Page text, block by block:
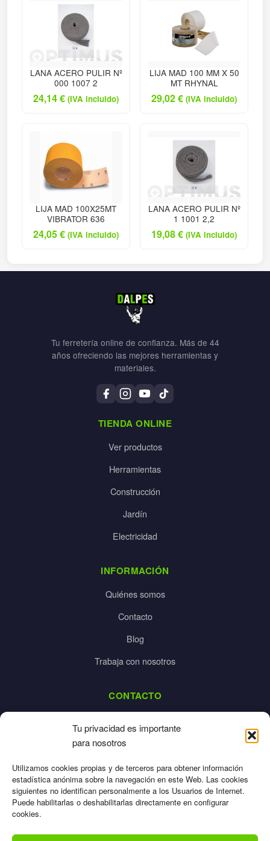
Tu privacidad es importante
para nosotros
Utilizamos cookies propias y de terceros para obtener información
estadística anónima sobre la navegación en este Web. Las cookies
siguientes no identifican personalmente a los Usuarios de Internet.
Puede habilitarlas o deshabilitarlas directamente en configurar
cookies.
LANA ACERO PULIR Nº
000 1007 2
24,14€ (IVA incluido)
LIJA MAD 100 MM X 50
MT RHYNAL
29,02€ (IVA incluido)
LIJA MAD 100X25MT
VIBRATOR 636
24,05€ (IVA incluido)
LANA ACERO PULIR Nº
1 1001 2,2
19,08€ (IVA incluido)
Tu ferretería online de confianza. Más de 44
años ofreciendo las mejores herramientas y
materiales.
TIENDA ONLINE
Ver productos
Herramientas
Construcción
Jardín
Electricidad
INFORMACIÓN
Quiénes somos
Contacto
Blog
Trabaja con nosotros
CONTACTO
925 532 213